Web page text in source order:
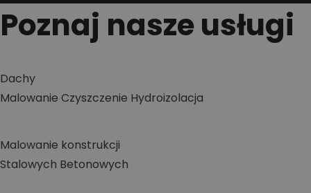
Poznaj nasze usługi
Dachy
Malowanie Czyszczenie Hydroizolacja
Malowanie konstrukcji
Stalowych Betonowych